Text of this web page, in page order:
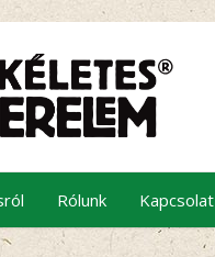
Rólunk Kapcsolat